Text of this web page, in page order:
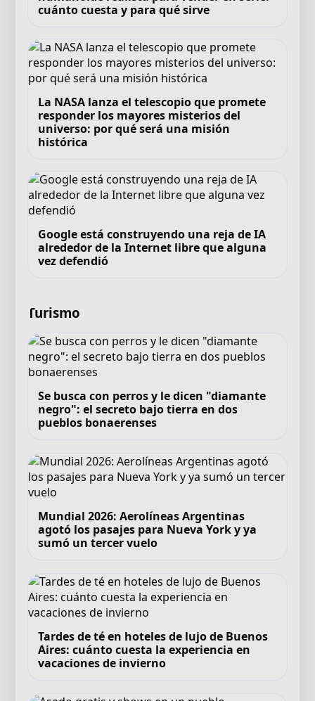
cuánto cuesta y para qué sirve
La NASA lanza el telescopio que promete
responder los mayores misterios del
universo: por qué será una misión
histórica
Google está construyendo una reja de IA
alrededor de la Internet libre que alguna
vez defendió
Turismo
Se busca con perros y le dicen "diamante
negro": el secreto bajo tierra en dos
pueblos bonaerenses
Mundial 2026: Aerolíneas Argentinas
agotó los pasajes para Nueva York y ya
sumó un tercer vuelo
Tardes de té en hoteles de lujo de Buenos
Aires: cuánto cuesta la experiencia en
vacaciones de invierno